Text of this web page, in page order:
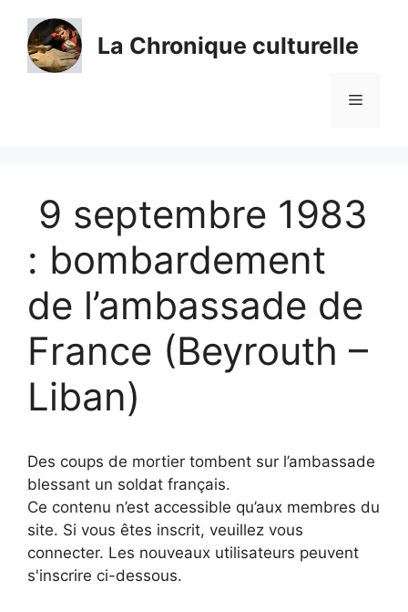
contenu
La Chronique culturelle
Menu
9 septembre 1983
: bombardement
de l’ambassade de
France (Beyrouth –
Liban)
Des coups de mortier tombent sur l’ambassade
blessant un soldat français.
Ce contenu n’est accessible qu’aux membres du
site. Si vous êtes inscrit, veuillez vous
connecter. Les nouveaux utilisateurs peuvent
s'inscrire ci-dessous.